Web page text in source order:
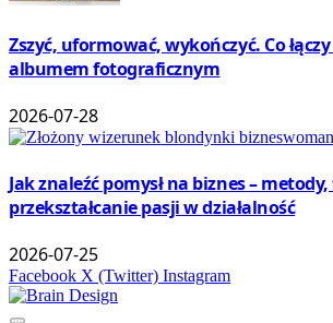
Zszyć, uformować, wykończyć. Co
albumem fotograficznym
2026-07-28
Jak znaleźć pomysł na biznes –
przekształcanie pasji w działalność
2026-07-25
Facebook X (Twitter) Instagram